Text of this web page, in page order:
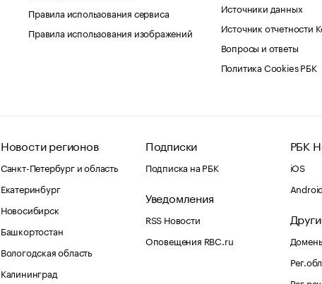
Правила использования сервиса
Правила использования изображений
Источники данных
Источник отчетности
Вопросы и ответы
Политика Cookies РБК
Новости регионов
Санкт-Петербург и область
Екатеринбург
Новосибирск
Башкортостан
Вологодская область
Калининград
Подписки
Подписка на РБК
Уведомления
RSS Новости
Оповещения RBC.ru
РБК
iOS